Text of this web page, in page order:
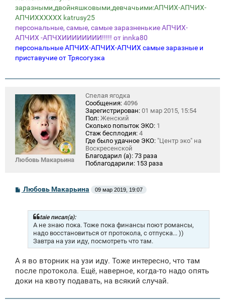
заразными,двойняшковыми,девчачьими:АПЧИХ-АПЧИХ-
АПЧИХХХХХХ katrusy25
персональные, самые, самые заразненькие АПЧИХ-
АПЧИХ -АПЧХИИИИИИИИ!!!!! от innka80
персональные АПЧИХ-АПЧИХ-АПЧИХ самые заразные и
приставучие от Трясогузка
Любовь Макарьина
Спелая ягодка
Сообщения: 4096
Зарегистрирован: 01 мар 2015, 15:54
Пол: Женский
Сколько попыток ЭКО: 1
Стаж бесплодия: 4
Где было удачное ЭКО: "Центр эко" на
Воскресенской
Благодарил (а): 73 раза
Поблагодарили: 153 раза
С
Любовь Макарьина 09 мар 2019, 19:07
taie писал(а):
А не знаю пока. Тоже пока финансы поют романсы,
надо восстановиться от протокола, с отпуска... ))
Завтра на узи иду, посмотреть что там.
А я во вторник на узи иду. Тоже интересно, что там
после протокола. Ещё, наверное, когда-то надо опять
доки на квоту подавать, на всякий случай.